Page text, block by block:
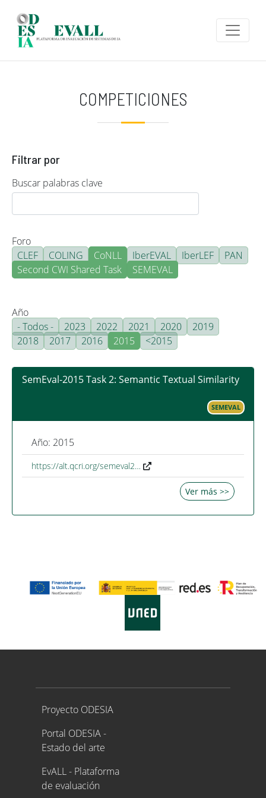
COMPETICIONES
Filtrar por
Buscar palabras clave
Foro
CLEF
COLING CoNLL IberEVAL IberLEF
PAN
Second CWI Shared Task
SEMEVAL
Año
- Todos -
2023 2022 2021 2020
2019
2018
2017 2016 2015 <2015
SemEval-2015 Task 2: Semantic Textual Similarity
SEMEVAL
Año: 2015
https://alt.qcri.org/semeval2…
Ver más >>
Proyecto ODESIA
Proyecto ODESIA
Portal ODESIA -
Estado del arte
EvALL - Plataforma
de evaluación